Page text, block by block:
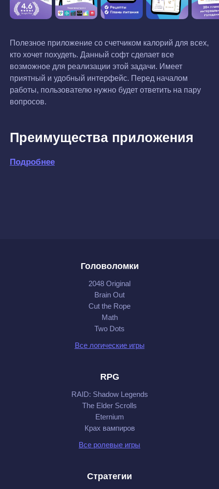
Полезное приложение со счетчиком калорий для всех,
кто хочет похудеть. Данный софт сделает все
возможное для реализации этой задачи. Имеет
приятный и удобный интерфейс. Перед началом
работы, пользователю нужно будет ответить на пару
вопросов.
Преимущества приложения
Подробнее
Головоломки
2048 Original
Brain Out
Cut the Rope
Math
Two Dots
Все логические игры
RPG
RAID: Shadow Legends
The Elder Scrolls
Eternium
Крах вампиров
Все ролевые игры
Стратегии